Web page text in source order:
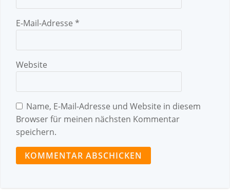
E-Mail-Adresse *
Website
Name, E-Mail-Adresse und Website in diesem
Browser für meinen nächsten Kommentar
speichern.